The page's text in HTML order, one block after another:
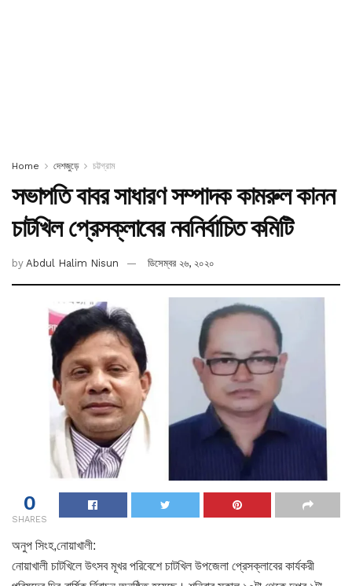
Home দেশজুড়ে চট্টগ্রাম
সভাপতি বাবর সাধারণ সম্পাদক কামরুল কানন
চাটখিল প্রেসক্লাবের নবনির্বাচিত কমিটি
by Abdul Halim Nisun ডিসেম্বর ২৬, ২০২০
0
SHARES
অনুপ সিংহ,নোয়াখালী:
নোয়াখালী চাটখিলে উৎসব মূখর পরিবেশে চাটখিল উপজেলা প্রেসক্লাবের কার্যকরী